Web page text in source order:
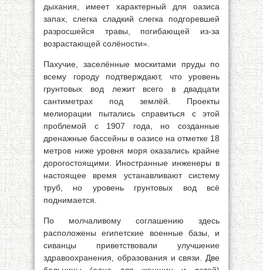
дыхания, имеет характерный для оазиса
запах, слегка сладкий слегка подгоревшей
разросшейся травы, погибающей из-за
возрастающей солёности».
Пахучие, заселённые москитами пруды по
всему городу подтверждают, что уровень
грунтовых вод лежит всего в двадцати
сантиметрах под землёй. Проекты
мелиорации пытались справиться с этой
проблемой с 1907 года, но созданные
дренажные бассейны в оазисе на отметке 18
метров ниже уровня моря оказались крайне
дорогостоящими. Иностранные инженеры в
настоящее время устанавливают систему
труб, но уровень грунтовых вод всё
поднимается.
По молчаливому соглашению здесь
расположены египетские военные базы, и
сиванцы приветствовали улучшение
здравоохранения, образования и связи. Две